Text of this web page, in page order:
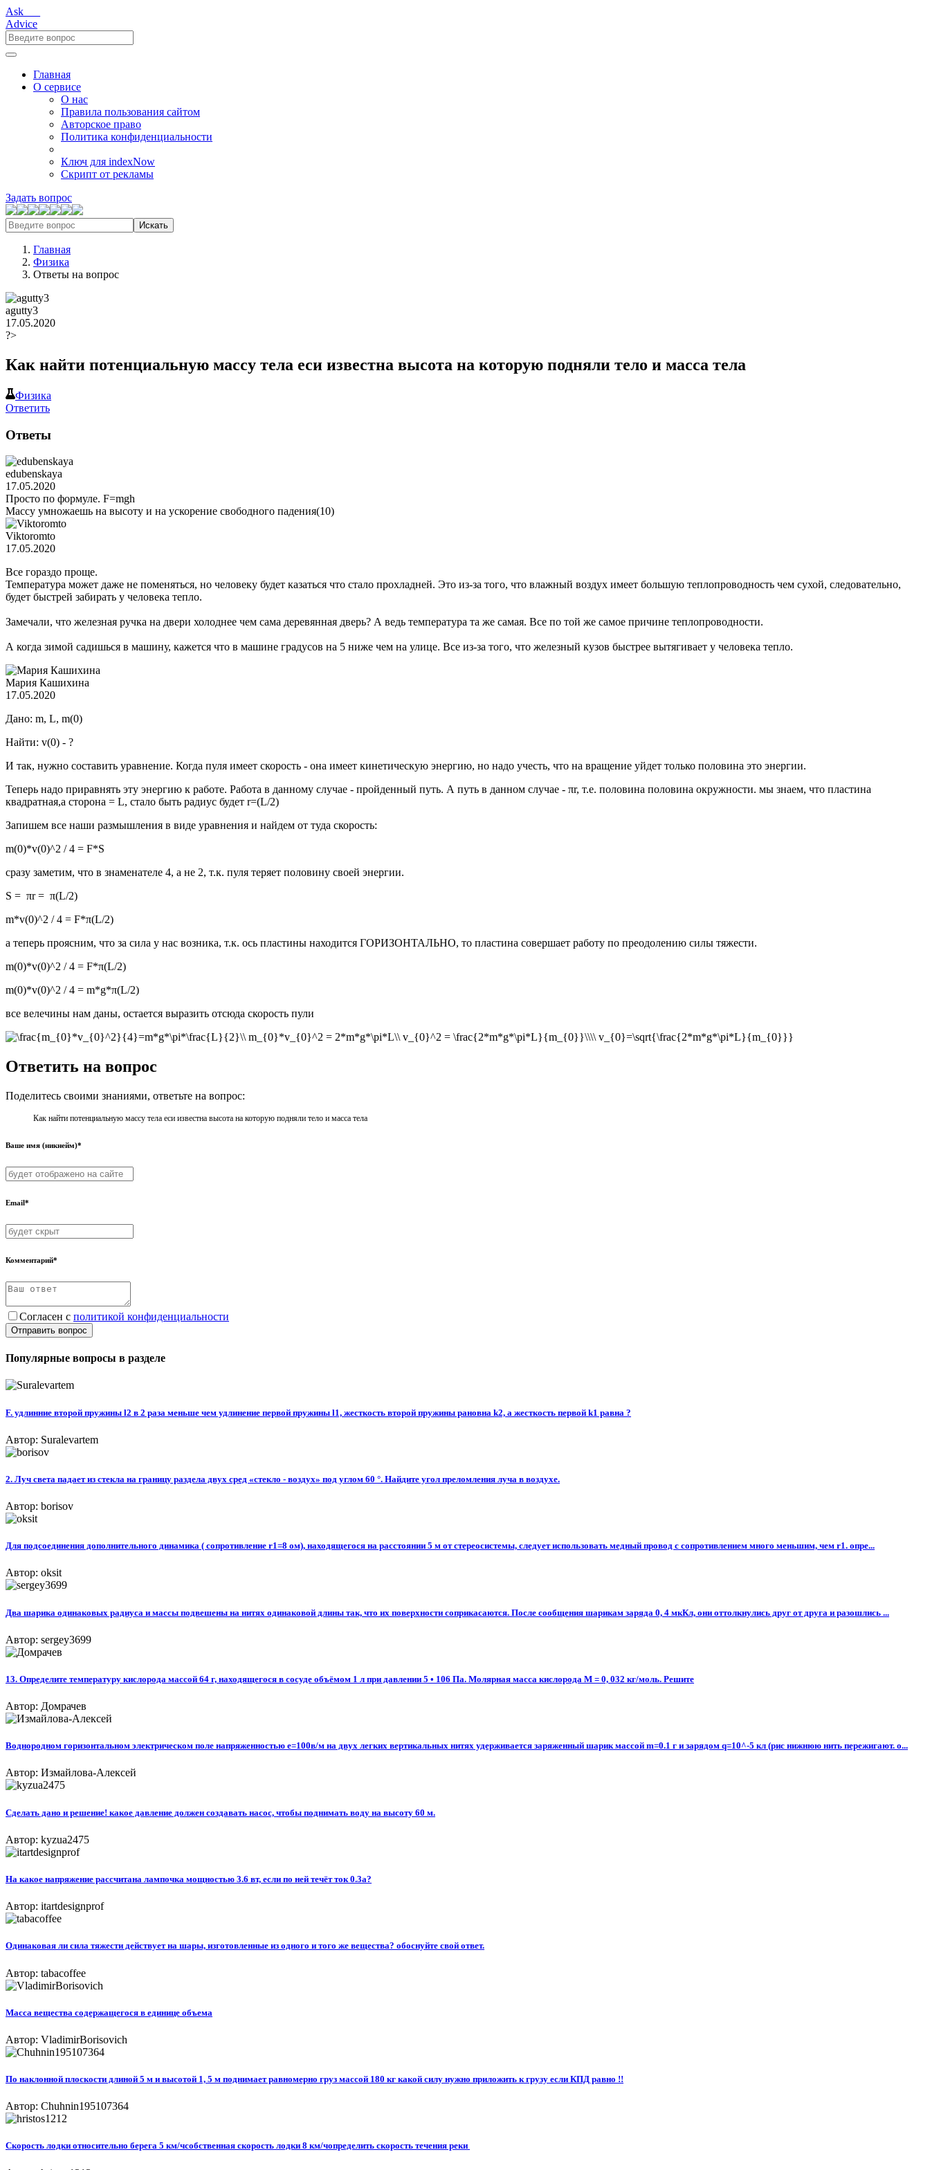
Ask___
Advice
Главная
О сервисе
О нас
Правила пользования сайтом
Авторское право
Политика конфиденциальности
Ключ для indexNow
Скрипт от рекламы
Задать вопрос
Искать
Главная
Физика
Ответы на вопрос
agutty3
17.05.2020
?>
Как найти потенциальную массу тела еси известна высота на которую подняли тело и масса тела
Физика
Ответить
Ответы
edubenskaya
17.05.2020
Просто по формуле. F=mgh
Массу умножаешь на высоту и на ускорение свободного падения(10)
Viktoromto
17.05.2020
Все гораздо проще.
Температура может даже не поменяться, но человеку будет казаться что стало прохладней. Это из-за того, что влажный воздух имеет большую теплопроводность чем сухой, следовательно,
будет быстрей забирать у человека тепло.
Замечали, что железная ручка на двери холоднее чем сама деревянная дверь? А ведь температура та же самая. Все по той же самое причине теплопроводности.
А когда зимой садишься в машину, кажется что в машине градусов на 5 ниже чем на улице. Все из-за того, что железный кузов быстрее вытягивает у человека тепло.
Мария Кашихина
17.05.2020
Дано: m, L, m(0)
Найти: v(0) - ?
И так, нужно составить уравнение. Когда пуля имеет скорость - она имеет кинетическую энергию, но надо учесть, что на вращение уйдет только половина это энергии.
Теперь надо приравнять эту энергию к работе. Работа в данному случае - пройденный путь. А путь в данном случае - πr, т.е. половина половина окружности. мы знаем, что пластина
квадратная,а сторона = L, стало быть радиус будет r=(L/2)
Запишем все наши размышления в виде уравнения и найдем от туда скорость:
m(0)*v(0)^2 / 4 = F*S
сразу заметим, что в знаменателе 4, а не 2, т.к. пуля теряет половину своей энергии.
S = πr = π(L/2)
m*v(0)^2 / 4 = F*π(L/2)
а теперь проясним, что за сила у нас возника, т.к. ось пластины находится ГОРИЗОНТАЛЬНО, то пластина совершает работу по преодолению силы тяжести.
m(0)*v(0)^2 / 4 = F*π(L/2)
m(0)*v(0)^2 / 4 = m*g*π(L/2)
все велечины нам даны, остается выразить отсюда скорость пули
Ответить на вопрос
Поделитесь своими знаниями, ответьте на вопрос:
Как найти потенциальную массу тела еси известна высота на которую подняли тело и масса тела
Ваше имя (никнейм)*
Email*
Комментарий*
Согласен с политикой конфиденциальности
Отправить вопрос
Популярные вопросы в разделе
F. удлинние второй пружины l2 в 2 раза меньше чем удлинение первой пружины l1, жесткость второй пружины рановна k2, а жесткость первой k1 равна ?
Автор: Suralevartem
2. Луч света падает из стекла на границу раздела двух сред «стекло - воздух» под углом 60 °. Найдите угол преломления луча в воздухе.
Автор: borisov
Для подсоединения дополнительного динамика ( сопротивление r1=8 ом), находящегося на расстоянии 5 м от стереосистемы, следует использовать медный провод с сопротивлением много меньшим, чем r1. опре...
Автор: oksit
Два шарика одинаковых радиуса и массы подвешены на нитях одинаковой длины так, что их поверхности соприкасаются. После сообщения шарикам заряда 0, 4 мкКл, они оттолкнулись друг от друга и разошлись ...
Автор: sergey3699
13. Определите температуру кислорода массой 64 г, находящегося в сосуде объёмом 1 л при давлении 5 • 106 Па. Молярная масса кислорода М = 0, 032 кг/моль. Решите
Автор: Домрачев
Воднородном горизонтальном электрическом поле напряженностью е=100в/м на двух легких вертикальных нитях удерживается заряженный шарик массой m=0.1 г и зарядом q=10^-5 кл (рис нижнюю нить пережигают. о...
Автор: Измайлова-Алексей
Сделать дано и решение! какое давление должен создавать насос, чтобы поднимать воду на высоту 60 м.
Автор: kyzua2475
На какое напряжение рассчитана лампочка мощностью 3.6 вт, если по ней течёт ток 0.3а?
Автор: itartdesignprof
Одинаковая ли сила тяжести действует на шары, изготовленные из одного и того же вещества? обоснуйте свой ответ.
Автор: tabacoffee
Масса вещества содержащегося в единице объема
Автор: VladimirBorisovich
По наклонной плоскости длиной 5 м и высотой 1, 5 м поднимает равномерно груз массой 180 кг какой силy нужно приложить к грузу если КПД равно !!
Автор: Chuhnin195107364
Скорость лодки относительно берега 5 км/чсобственная скорость лодки 8 км/чопределить скорость течения реки ​